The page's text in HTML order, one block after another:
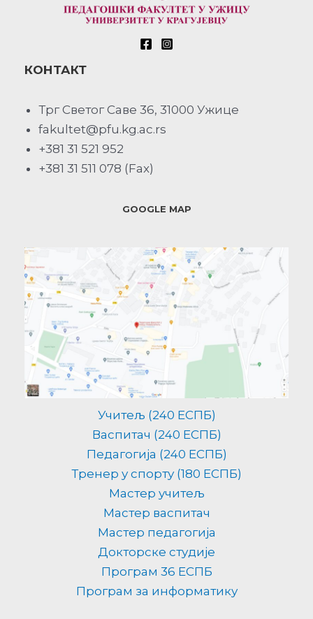
КОНТАКТ
Трг Светог Саве 36, 31000 Ужице
fakultet@pfu.kg.ac.rs
+381 31 521 952
+381 31 511 078 (Fax)
GOOGLE MAP
Учитељ (240 ЕСПБ)
Васпитач (240 ЕСПБ)
Педагогија (240 ЕСПБ)
Тренер у спорту (180 ЕСПБ)
Мастер учитељ
Мастер васпитач
Мастер педагогија
Докторске студије
Програм 36 ЕСПБ
Програм за информатику